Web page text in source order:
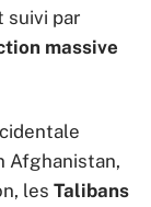
suivi par
massive
Afghanistan,
les Talibans